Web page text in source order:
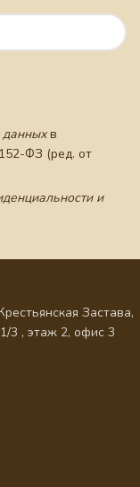
данныхв
ФЗ (ред. от
и
Застава,
3 , этаж 2, офис 3